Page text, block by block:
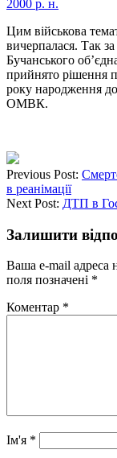
Цим військова
вичерпалася. Так
Бучанського
прийнято рішення
року народження до
ОМВК.
Previous Post:
в реанімації
Next Post: ДТП в
Залишити
Ваша e-mail адреса
поля позначені *
Коментар *
Ім'я *